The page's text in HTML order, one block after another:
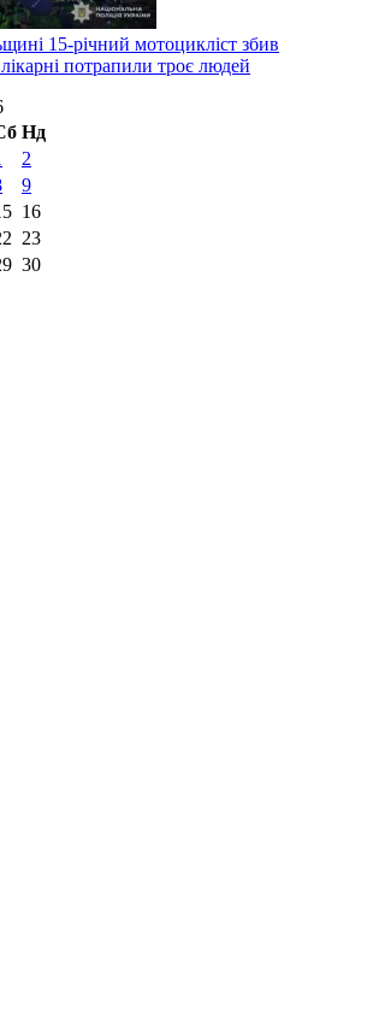
15-річний мотоцикліст збив
потрапили троє людей
Нд
2
9
16
23
30